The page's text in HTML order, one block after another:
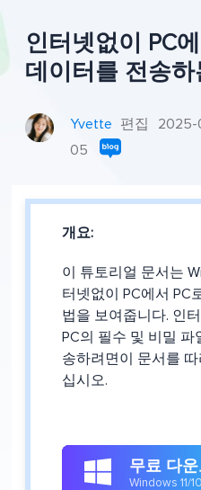
인터넷없이 PC
데이터를 전송하
Yvette 편집
2025-
05
개요:
이 튜토리얼 문서는
터넷없이 PC에서 PC
법을 보여줍니다. 인
PC의 필수 및 비밀 파
송하려면이 문서를
십시오.
 무료 다
Windows 11/